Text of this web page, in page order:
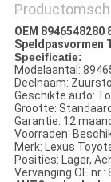
OEM
Speldpasvormen
Specificatie:
Modelaantal:
Deelnaam:
Geschikte auto:
Grootte:
Garantie: 12
Voorraden:
Merk: Lexus
Posities: Lager,
Vervanging OE